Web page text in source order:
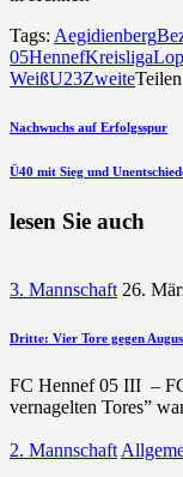
Tags: Aegidienberg
05HennefKreisliga
WeißU23Zweite
vorherigen
Nachwuchs auf Erfolgsspur
nächsten
Ü40 mit Sieg und
lesen Sie auch
3. Mannschaft 26.
Dritte: Vier Tore gegen
FC Hennef 05 III –
vernagelten Tores”
2. Mannschaft